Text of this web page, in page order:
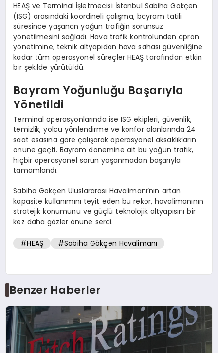
HEAŞ ve Terminal İşletmecisi İstanbul Sabiha Gökçen
(ISG) arasındaki koordineli çalışma, bayram tatili
süresince yaşanan yoğun trafiğin sorunsuz
yönetilmesini sağladı. Hava trafik kontrolünden apron
yönetimine, teknik altyapıdan hava sahası güvenliğine
kadar tüm operasyonel süreçler HEAŞ tarafından etkin
bir şekilde yürütüldü.
Bayram Yoğunluğu Başarıyla
Yönetildi
Terminal operasyonlarında ise ISG ekipleri, güvenlik,
temizlik, yolcu yönlendirme ve konfor alanlarında 24
saat esasına göre çalışarak operasyonel aksaklıkların
önüne geçti. Bayram dönemine ait bu yoğun trafik,
hiçbir operasyonel sorun yaşanmadan başarıyla
tamamlandı.
Sabiha Gökçen Uluslararası Havalimanı’nın artan
kapasite kullanımını teyit eden bu rekor, havalimanının
stratejik konumunu ve güçlü teknolojik altyapısını bir
kez daha gözler önüne serdi.
#HEAŞ #Sabiha Gökçen Havalimanı
Benzer Haberler